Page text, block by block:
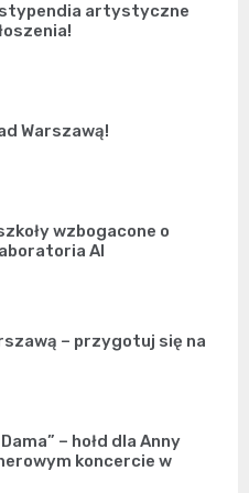
artystyczne
Warszawą!
wzbogacone o
AI
– przygotuj się na
– hołd dla Anny
koncercie w